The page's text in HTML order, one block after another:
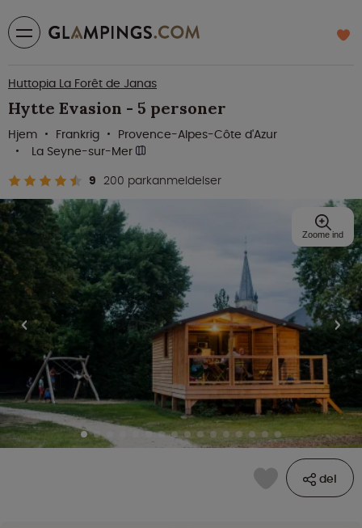
Huttopia La Forêt de Janas
Hytte Evasion - 5 personer
9 200 parkanmeldelser
Hjem Frankrig
Provence-Alpes-Côte d'Azur
La Seyne-sur-Mer
del
Zoome ind